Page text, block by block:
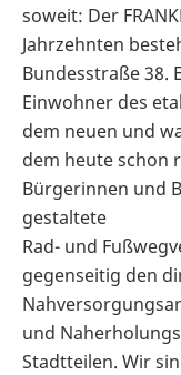
soweit: Der
Jahrzehnten
Bundesstraße 38.
Einwohner des
dem neuen und
dem heute schon
Bürgerinnen und
gestaltete
Rad- und
gegenseitig den
und
Stadtteilen. Wir